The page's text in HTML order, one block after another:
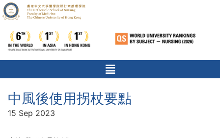
中風後使用拐杖要點
15 Sep 2023